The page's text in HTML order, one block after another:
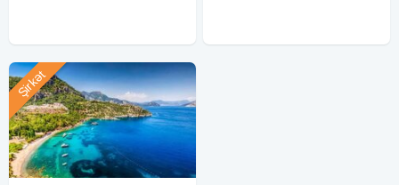
Şirkət